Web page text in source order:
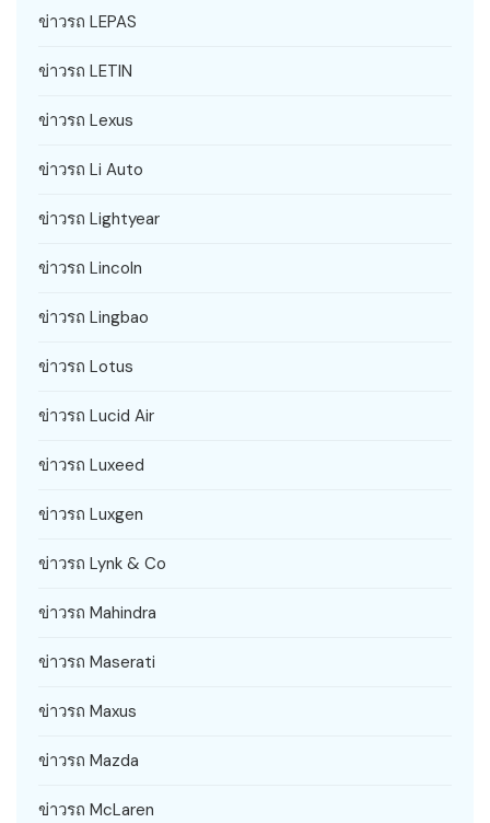
ข่าวรถ LEPAS
ข่าวรถ LETIN
ข่าวรถ Lexus
ข่าวรถ Li Auto
ข่าวรถ Lightyear
ข่าวรถ Lincoln
ข่าวรถ Lingbao
ข่าวรถ Lotus
ข่าวรถ Lucid Air
ข่าวรถ Luxeed
ข่าวรถ Luxgen
ข่าวรถ Lynk & Co
ข่าวรถ Mahindra
ข่าวรถ Maserati
ข่าวรถ Maxus
ข่าวรถ Mazda
ข่าวรถ McLaren